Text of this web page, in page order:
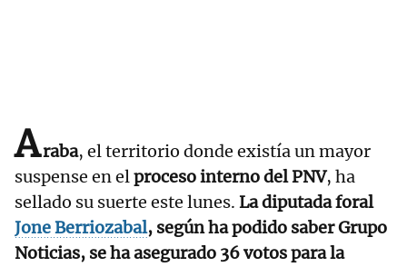
Araba, el territorio donde existía un mayor
suspense en elproceso interno del PNV, ha
sellado su suerte este lunes. La diputada foral
Jone Berriozabal, según ha podido saber Grupo
Noticias, se ha asegurado 36 votos para la